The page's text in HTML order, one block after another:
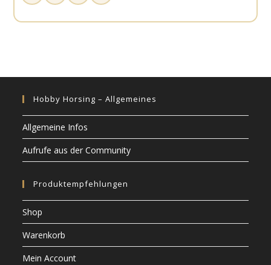
Hobby Horsing – Allgemeines
Allgemeine Infos
Aufrufe aus der Community
Produktempfehlungen
Shop
Warenkorb
Mein Account